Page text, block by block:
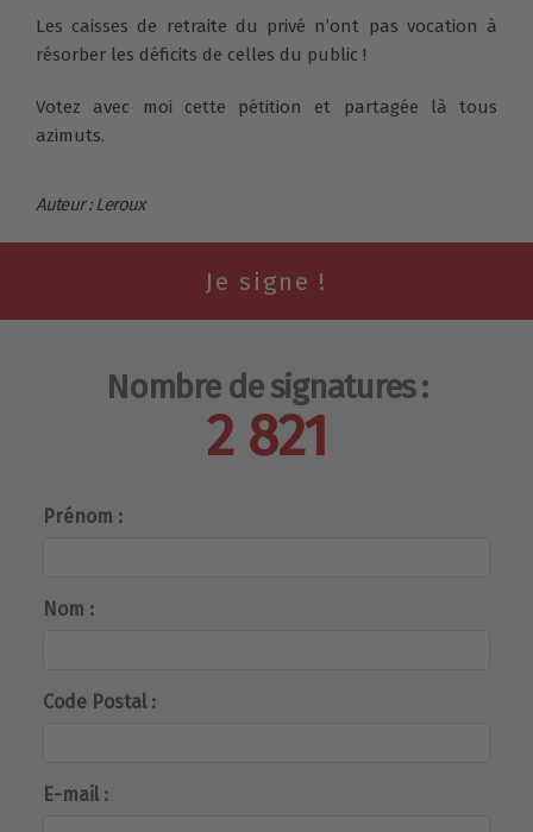
Les caisses de retraite du privé n’ont pas vocation à
résorber les déficits de celles du public !
Votez avec moi cette pétition et partagée là tous
azimuts.
Auteur : Leroux
Nombre de signatures :
2 821
Prénom :
Nom :
Code Postal :
E-mail :